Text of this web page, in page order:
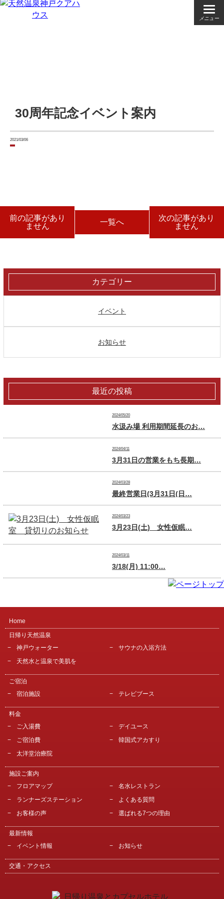
メニュー
30周年記念イベント案内
2021/03/06
前の記事があり
ません
一覧へ
次の記事があり
ません
カテゴリー
イベント
お知らせ
最近の投稿
2024/05/20
水汲み場 利用期間延長のお…
2024/04/11
3月31日の営業をもち長期…
2024/03/28
最終営業日(3月31日(日…
2024/03/23
3月23日(土) 女性仮眠…
2024/03/11
3/18(月) 11:00…
Home
日帰り天然温泉
神戸ウォーター
サウナの入浴方法
天然水と温泉で美肌を
ご宿泊
宿泊施設
テレビブース
料金
ご入湯費
デイユース
ご宿泊費
韓国式アカすり
太洋堂治療院
施設ご案内
フロアマップ
名水レストラン
ランナーズステーション
よくある質問
お客様の声
選ばれる7つの理由
最新情報
イベント情報
お知らせ
交通・アクセス